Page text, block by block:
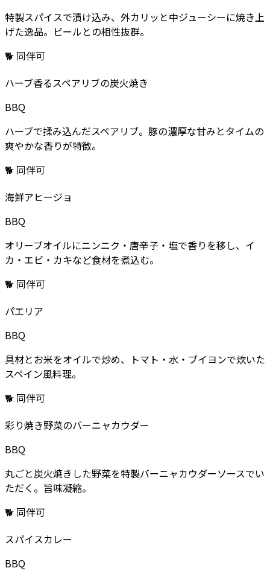
特製スパイスで漬け込み、外カリッと中ジューシーに焼き上
げた逸品。ビールとの相性抜群。
🐕 同伴可
ハーブ香るスペアリブの炭火焼き
BBQ
ハーブで揉み込んだスペアリブ。豚の濃厚な甘みとタイムの
爽やかな香りが特徴。
🐕 同伴可
海鮮アヒージョ
BBQ
オリーブオイルにニンニク・唐辛子・塩で香りを移し、イ
カ・エビ・カキなど食材を煮込む。
🐕 同伴可
パエリア
BBQ
具材とお米をオイルで炒め、トマト・水・ブイヨンで炊いた
スペイン風料理。
🐕 同伴可
彩り焼き野菜のバーニャカウダー
BBQ
丸ごと炭火焼きした野菜を特製バーニャカウダーソースでい
ただく。旨味凝縮。
🐕 同伴可
スパイスカレー
BBQ